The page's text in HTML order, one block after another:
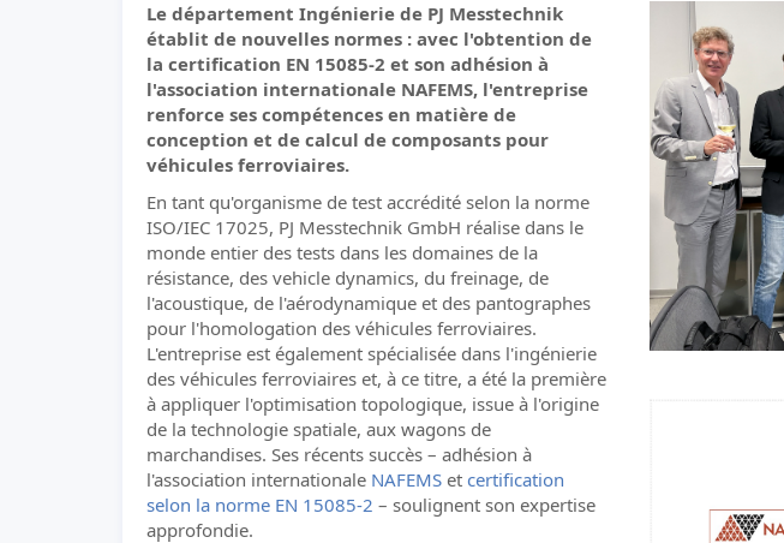
Le département Ingénierie de PJ Messtechnik
établit de nouvelles normes : avec l'obtention de
la certification EN 15085-2 et son adhésion à
l'association internationale NAFEMS, l'entreprise
renforce ses compétences en matière de
conception et de calcul de composants pour
véhicules ferroviaires.
En tant qu'organisme de test accrédité selon la norme
ISO/IEC 17025, PJ Messtechnik GmbH réalise dans le
monde entier des tests dans les domaines de la
résistance, des vehicle dynamics, du freinage, de
l'acoustique, de l'aérodynamique et des pantographes
pour l'homologation des véhicules ferroviaires.
L'entreprise est également spécialisée dans l'ingénierie
des véhicules ferroviaires et, à ce titre, a été la première
à appliquer l'optimisation topologique, issue à l'origine
de la technologie spatiale, aux wagons de
marchandises. Ses récents succès – adhésion à
l'association internationale NAFEMS et certification
selon la norme EN 15085-2 – soulignent son expertise
approfondie.